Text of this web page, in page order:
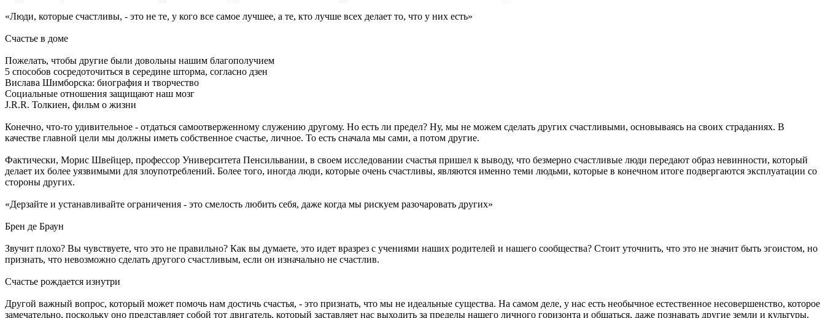
«Люди, которые счастливы, - это не те, у кого все самое лучшее, а те, кто лучше всех делает то, что у них есть»
Счастье в доме
Пожелать, чтобы другие были довольны нашим благополучием
5 способов сосредоточиться в середине шторма, согласно дзен
Вислава Шимборска: биография и творчество
Социальные отношения защищают наш мозг
J.R.R. Толкиен, фильм о жизни
Конечно, что-то удивительное - отдаться самоотверженному служению другому. Но есть ли предел? Ну, мы не можем сделать других счастливыми, основываясь на своих страданиях. В
качестве главной цели мы должны иметь собственное счастье, личное. То есть сначала мы сами, а потом другие.
Фактически, Морис Швейцер, профессор Университета Пенсильвании, в своем исследовании счастья пришел к выводу, что безмерно счастливые люди передают образ невинности, который
делает их более уязвимыми для злоупотреблений. Более того, иногда люди, которые очень счастливы, являются именно теми людьми, которые в конечном итоге подвергаются эксплуатации со
стороны других.
«Дерзайте и устанавливайте ограничения - это смелость любить себя, даже когда мы рискуем разочаровать других»
Брен де Браун
Звучит плохо? Вы чувствуете, что это не правильно? Как вы думаете, это идет вразрез с учениями наших родителей и нашего сообщества? Стоит уточнить, что это не значит быть эгоистом, но
признать, что невозможно сделать другого счастливым, если он изначально не счастлив.
Счастье рождается изнутри
Другой важный вопрос, который может помочь нам достичь счастья, - это признать, что мы не идеальные существа. На самом деле, у нас есть необычное естественное несовершенство, которое
замечательно, поскольку оно представляет собой тот двигатель, который заставляет нас выходить за пределы нашего личного горизонта и общаться, даже познавать другие земли и культуры.